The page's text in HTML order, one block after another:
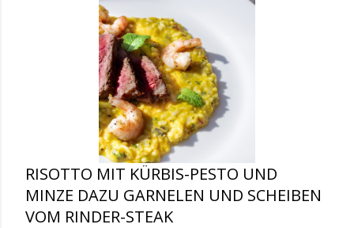
RISOTTO MIT KÜRBIS-PESTO UND
MINZE DAZU GARNELEN UND SCHEIBEN
VOM RINDER-STEAK